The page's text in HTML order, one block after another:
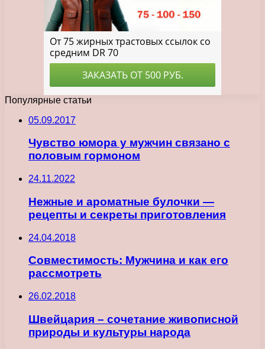
Популярные статьи
05.09.2017
Чувство юмора у мужчин связано с
половым гормоном
24.11.2022
Нежные и ароматные булочки —
рецепты и секреты приготовления
24.04.2018
Совместимость: Мужчина и как его
рассмотреть
26.02.2018
Швейцария – сочетание живописной
природы и культуры народа